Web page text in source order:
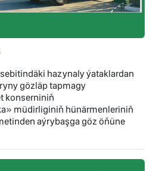
hazynaly ýataklardan
gözläp tapmagy
konserniniň
müdirliginiň hünärmenleriniň
aýrybaşga göz öňüne